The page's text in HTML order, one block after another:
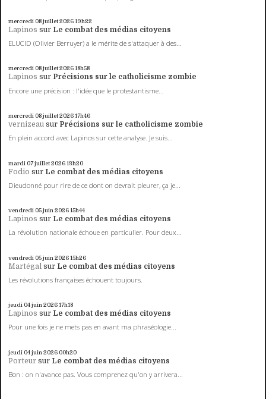
mercredi 08juillet 202619h22
Lapinos sur Le combat des médias citoyens
ELUCID (Olivier Berruyer) a le mérite de s'attaquer à des...
mercredi 08juillet 202618h58
Lapinos sur Précisions sur le catholicisme zombie
Encore une précision : l'idée que le protestantisme...
mercredi 08juillet 202617h46
vernizeau sur Précisions sur le catholicisme zombie
En plein accord avec Lapinos sur cette analyse. Je suis...
mardi 07juillet 202613h20
Fodio sur Le combat des médias citoyens
Dieudonné pour rire de ce dont on devrait pleurer, ça je...
vendredi 05juin 202615h44
Lapinos sur Le combat des médias citoyens
La révolution nationale échoue en particulier. Pour deux...
vendredi 05juin 202615h26
Martégal sur Le combat des médias citoyens
Les révolutions françaises échouent toujours.
jeudi 04juin 202617h18
Lapinos sur Le combat des médias citoyens
Pour une fois je ne mets pas en avant ma phraséologie...
jeudi 04juin 2026 00h20
Porteur sur Le combat des médias citoyens
Bon : on n'avance pas. Vous comprenez qu'on y arrivera...